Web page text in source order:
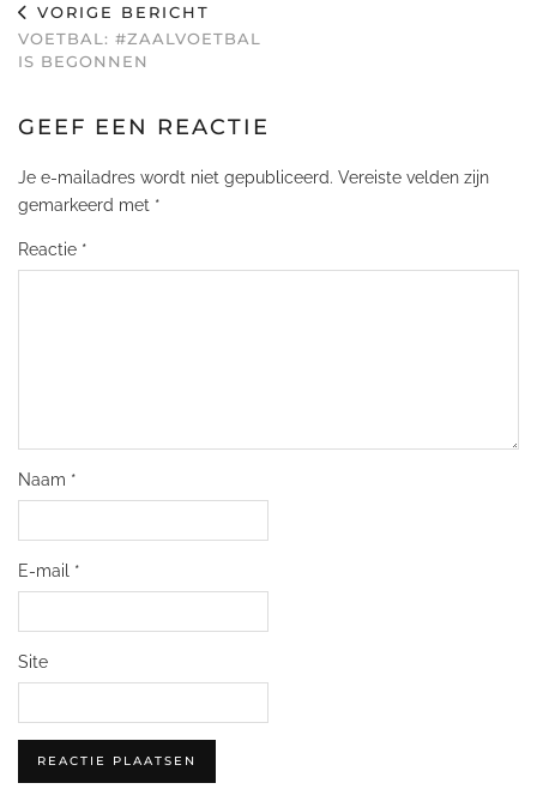
VORIGE BERICHT
VOETBAL: #ZAALVOETBAL
IS BEGONNEN
GEEF EEN REACTIE
Je e-mailadres wordt niet gepubliceerd. Vereiste velden zijn
gemarkeerd met *
Reactie *
Naam *
E-mail *
Site